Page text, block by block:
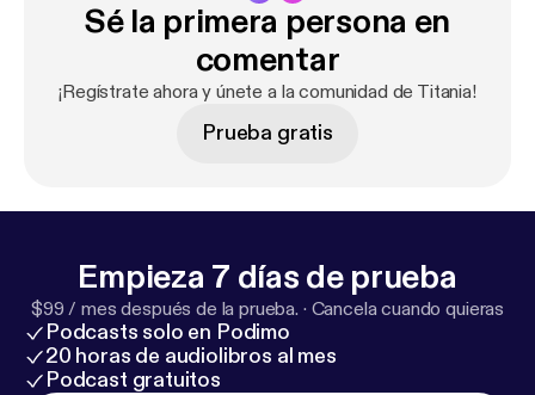
* Olga Aguirre como Julia. * Carles Cuevas como
Castro como Titania. * Laura Bermejo como Anuncio
de Fantasía. Titania es un thriller sonoro de Banco
Santander y Podium Podcast, creado y escrito por
Agencia Player. Producido por Laura Escarza.
Producción ejecutiva de María Jesús Espinosa de
los Monteros y Elia Fernández Granados.
Sé la primera persona en
comentar
¡Regístrate ahora y únete a la comunidad de Titania!
Prueba gratis
Empieza 7 días de prueba
$99 / mes después de la prueba. · Cancela cuando quieras
Podcasts solo en Podimo
20 horas de audiolibros al mes
Podcast gratuitos